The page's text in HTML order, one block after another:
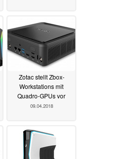
Zotac stellt Zbox-
Workstations mit
Quadro-GPUs vor
09.04.2018